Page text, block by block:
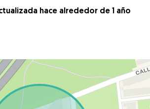
hace alrededor de 1 año